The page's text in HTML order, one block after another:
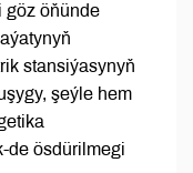
göz öňünde
stansiýasynyň
şeýle hem
de ösdürilmegi